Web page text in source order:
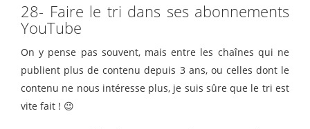
28- Faire le tri dans ses abonnements
YouTube
On y pense pas souvent, mais entre les chaînes qui ne
publient plus de contenu depuis 3 ans, ou celles dont le
contenu ne nous intéresse plus, je suis sûre que le tri est
vite fait ! 😉